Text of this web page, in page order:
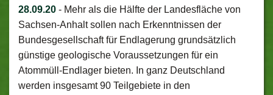
28.09.20 - Mehr als die Hälfte der Landesfläche von
Sachsen-Anhalt sollen nach Erkenntnissen der
Bundesgesellschaft für Endlagerung grundsätzlich
günstige geologische Voraussetzungen für ein
Atommüll-Endlager bieten. In ganz Deutschland
werden insgesamt 90 Teilgebiete in den